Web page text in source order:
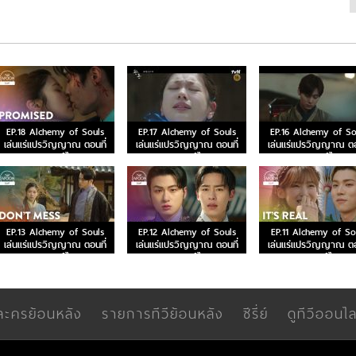
EP.18 Alchemy of Souls
เล่นแร่แปรวิญญาณ ตอนที่
18 พากย์ไทย
EP.17 Alchemy of Souls
เล่นแร่แปรวิญญาณ ตอนที่
17 พากย์ไทย
EP.16 Alchemy of
เล่นแร่แปรวิญญาณ ต
16 พากย์ไทย
EP.13 Alchemy of Souls
เล่นแร่แปรวิญญาณ ตอนที่
13 พากย์ไทย
EP.12 Alchemy of Souls
เล่นแร่แปรวิญญาณ ตอนที่
12 พากย์ไทย
EP.11 Alchemy of
เล่นแร่แปรวิญญาณ ต
11 พากย์ไทย
ะครย้อนหลัง รายการทีวีย้อนหลัง ซีรี่ย์ ดูทีวีออนไ